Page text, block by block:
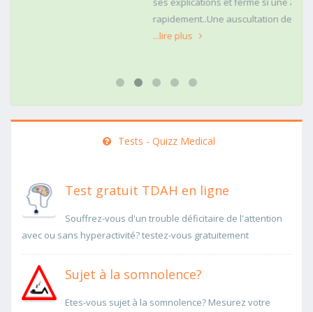
rapidement..Une auscultation de bas
Tests - Quizz Medical
Test gratuit TDAH en ligne
Souffrez-vous d'un trouble déficitaire de l'attention
avec ou sans hyperactivité? testez-vous gratuitement
Sujet à la somnolence?
Etes-vous sujet à la somnolence? Mesurez votre